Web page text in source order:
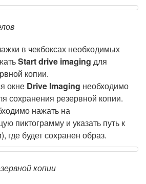
в чекбоксах необходимых
Start drive imaging для
копии.
окне Drive Imaging необходимо
сохранения резервной копии.
нажать на
пиктограмму и указать путь к
где будет сохранен образ.
копии